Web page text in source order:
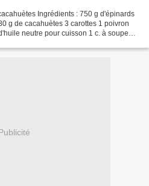
Ingrédients : 750 g d'épinards
g de cacahuètes 3 carottes 1 poivron
neutre pour cuisson 1 c. à soupe